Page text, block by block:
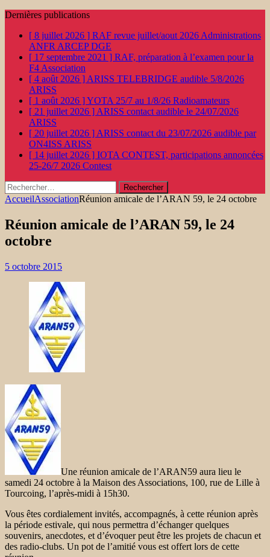
Dernières publications
[ 8 juillet 2026 ] RAF revue juillet/aout 2026 Administrations
ANFR ARCEP DGE
[ 17 septembre 2021 ] RAF, préparation à l’examen pour la
F4 Association
[ 4 août 2026 ] ARISS TELEBRIDGE audible 5/8/2026
ARISS
[ 1 août 2026 ]YOTA 25/7 au 1/8/26 Radioamateurs
[ 21 juillet 2026 ] ARISS contact audible le 24/07/2026
ARISS
[ 20 juillet 2026 ] ARISS contact du 23/07/2026 audible par
ON4ISS ARISS
[ 14 juillet 2026 ] IOTA CONTEST, participations annoncées
25-26/7 2026 Contest
Rechercher :
AccueilAssociationRéunion amicale de l’ARAN 59, le 24 octobre
Réunion amicale de l’ARAN 59, le 24
octobre
5 octobre 2015
Une réunion amicale de l’ARAN59 aura lieu le
samedi 24 octobre à la Maison des Associations, 100, rue de Lille à
Tourcoing, l’après-midi à 15h30.
Vous êtes cordialement invités, accompagnés, à cette réunion après
la période estivale, qui nous permettra d’échanger quelques
souvenirs, anecdotes, et d’évoquer peut être les projets de chacun et
des radio-clubs. Un pot de l’amitié vous est offert lors de cette